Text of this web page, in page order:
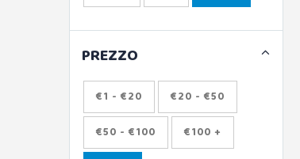
PREZZO
€1 - €20 €20 - €50
€50 - €100 €100 +